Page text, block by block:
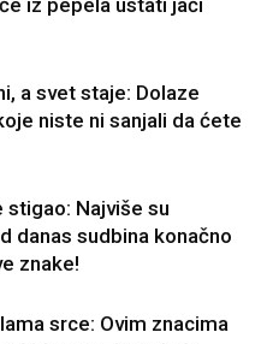
iz pepela ustati jači
a svet staje: Dolaze
niste ni sanjali da ćete
stigao: Najviše su
danas sudbina konačno
znake!
srce: Ovim znacima